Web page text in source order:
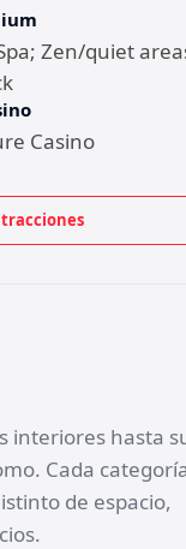
Zen/quiet
Casino
interiores hasta
Cada categoría
de espacio,